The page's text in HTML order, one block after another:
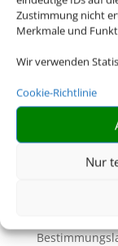
Zustimmung nicht
Merkmale und
Wir verwenden
Cookie-Richtlinie
Nur
der Erlangung
6.2. Soweit
sind Sie für
weiteren für